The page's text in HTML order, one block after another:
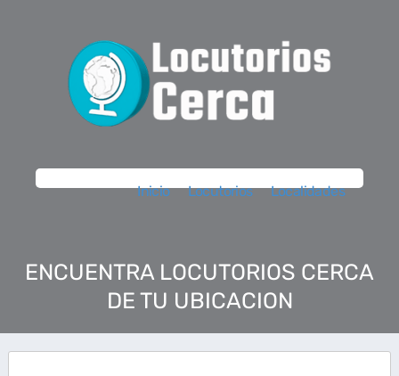
Inicio Locutorios Localidades
ENCUENTRA LOCUTORIOS CERCA
DE TU UBICACION